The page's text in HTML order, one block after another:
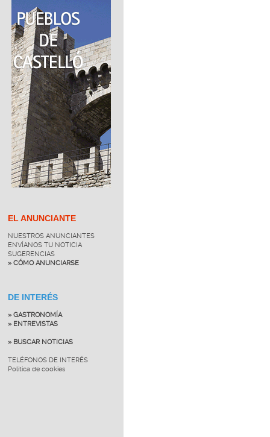
EL ANUNCIANTE
NUESTROS ANUNCIANTES
ENVÍANOS TU NOTICIA
SUGERENCIAS
» CÓMO ANUNCIARSE
DE INTERÉS
» GASTRONOMÍA
» ENTREVISTAS
» BUSCAR NOTICIAS
TELÉFONOS DE INTERÉS
Política de cookies